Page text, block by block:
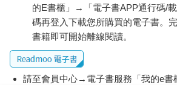
的E書櫃」→「電子書APP通行碼/載
碼再登入下載您所購買的電子書。
書籍即可開始離線閱讀。
請至會員中心→電子書服務「我的e書